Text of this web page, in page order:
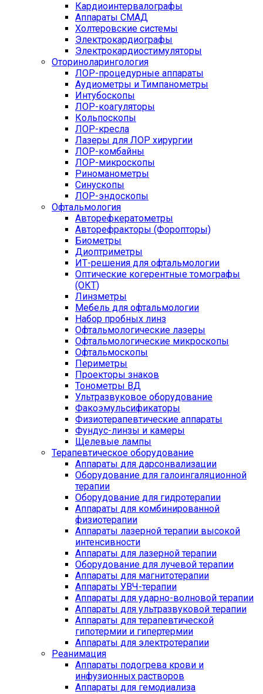
Кардиоинтервалографы
Аппараты СМАД
Холтеровские системы
Электрокардиографы
Электрокардиостимуляторы
Оториноларингология
ЛОР-процедурные аппараты
Аудиометры и Тимпанометры
Интубоскопы
ЛОР-коагуляторы
Кольпоскопы
ЛОР-кресла
Лазеры для ЛОР хирургии
ЛОР-комбайны
ЛОР-микроскопы
Риноманометры
Синускопы
ЛОР-эндоскопы
Офтальмология
Авторефкератометры
Авторефракторы (Форопторы)
Биометры
Диоптриметры
ИТ-решения для офтальмологии
Оптические когерентные томографы
(ОКТ)
Линзметры
Мебель для офтальмологии
Набор пробных линз
Офтальмологические лазеры
Офтальмологические микроскопы
Офтальмоскопы
Периметры
Проекторы знаков
Тонометры ВД
Ультразвуковое оборудование
Факоэмульсификаторы
Физиотерапевтические аппараты
Фундус-линзы и камеры
Щелевые лампы
Терапевтическое оборудование
Аппараты для дарсонвализации
Оборудование для галоингаляционной
терапии
Оборудование для гидротерапии
Аппараты для комбинированной
физиотерапии
Аппараты лазерной терапии высокой
интенсивности
Аппараты для лазерной терапии
Оборудование для лучевой терапии
Аппараты для магнитотерапии
Аппараты УВЧ-терапии
Аппараты для ударно-волновой терапии
Аппараты для ультразвуковой терапии
Аппараты для терапевтической
гипотермии и гипертермии
Аппараты для электротерапии
Реанимация
Аппараты подогрева крови и
инфузионных растворов
Аппараты для гемодиализа